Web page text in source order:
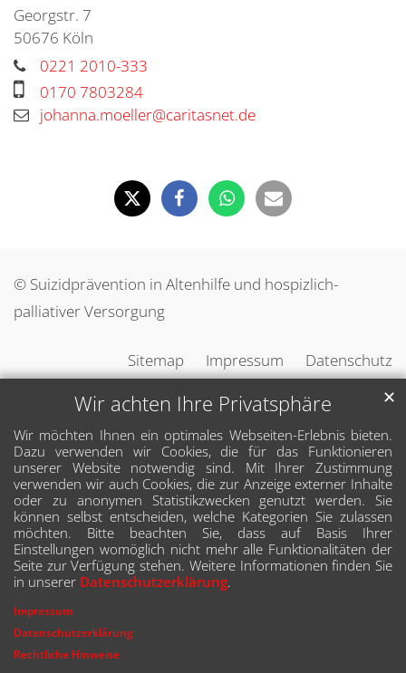
Wir achten Ihre Privatsphäre
Wir möchten Ihnen ein optimales Webseiten-Erlebnis bieten.
Dazu verwenden wir Cookies, die für das Funktionieren
unserer Website notwendig sind. Mit Ihrer Zustimmung
verwenden wir auch Cookies, die zur Anzeige externer Inhalte
oder zu anonymen Statistikzwecken genutzt werden. Sie
können selbst entscheiden, welche Kategorien Sie zulassen
möchten. Bitte beachten Sie, dass auf Basis Ihrer
Einstellungen womöglich nicht mehr alle Funktionalitäten der
Seite zur Verfügung stehen. Weitere Informationen finden Sie
in unserer Datenschutzerklärung.
✕
Impressum
Datenschutzerklärung
Rechtliche Hinweise
Georgstr. 7
50676 Köln
0221 2010-333
0170 7803284
johanna.moeller@caritasnet.de
© Suizidprävention in Altenhilfe und hospizlich-
palliativer Versorgung
Sitemap Impressum Datenschutz